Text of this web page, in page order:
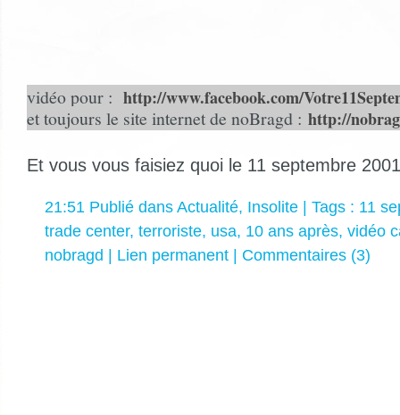
vidéo pour : http://www.facebook.com/
et toujours le site internet de noBragd : http://
Et vous vous faisiez quoi le 11 septembre
21:51 Publié dans Actualité, Insolite | Tags : 11
trade center, terroriste, usa, 10 ans après, vidéo
nobragd | Lien permanent | Commentaires (3)